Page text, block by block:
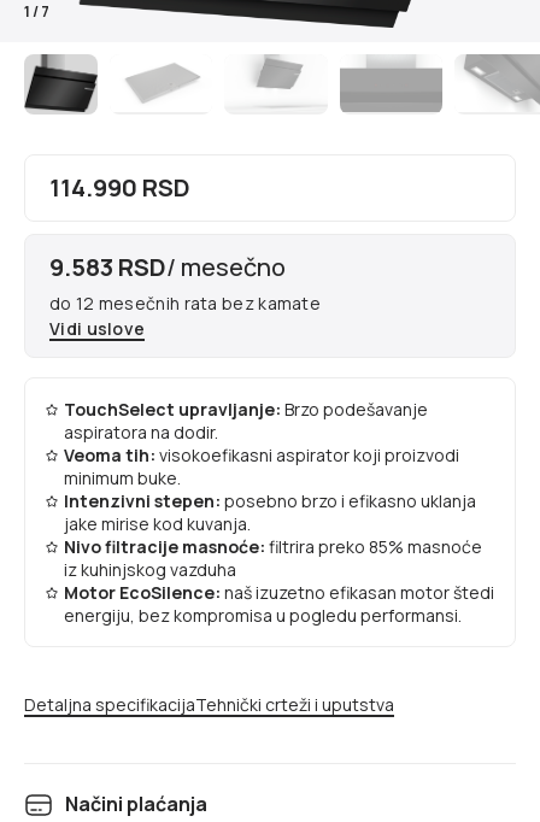
1/7
114.990 RSD
9.583 RSD/ mesečno
do 12 mesečnih rata bez kamate
Vidi uslove
TouchSelect upravljanje: Brzo podešavanje
aspiratora na dodir.
Veoma tih: visokoefikasni aspirator koji proizvodi
minimum buke.
Intenzivni stepen: posebno brzo i efikasno uklanja
jake mirise kod kuvanja.
Nivo filtracije masnoće: filtrira preko 85% masnoće
iz kuhinjskog vazduha
Motor EcoSilence: naš izuzetno efikasan motor štedi
energiju, bez kompromisa u pogledu performansi.
Detaljna specifikacijaTehnički crteži i uputstva
Načini plaćanja